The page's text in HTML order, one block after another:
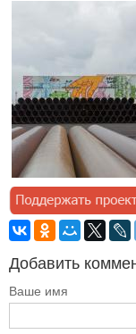
Добавить
Ваше имя